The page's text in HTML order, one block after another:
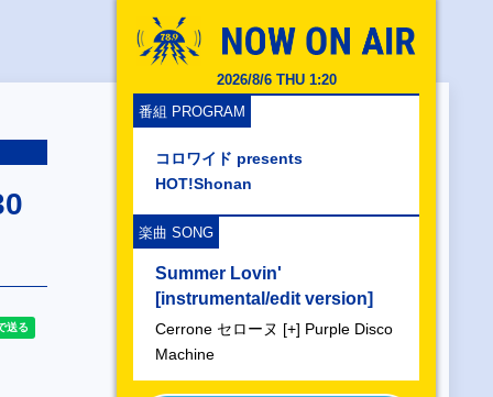
2026/8/6 THU 1:20
番組 PROGRAM
コロワイド presents
HOT!Shonan
楽曲 SONG
Summer Lovin'
[instrumental/edit version]
Cerrone セローヌ [+] Purple Disco
Machine